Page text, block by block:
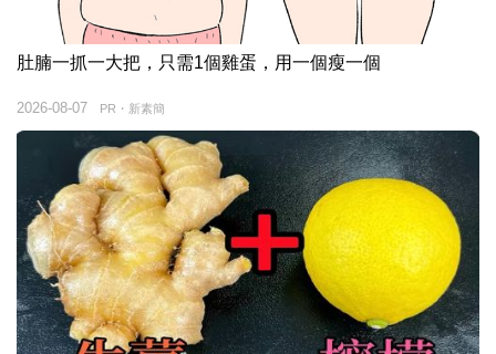
肚腩一抓一大把，只需1個雞蛋，用一個瘦一個
PR・新素簡
2026-08-07